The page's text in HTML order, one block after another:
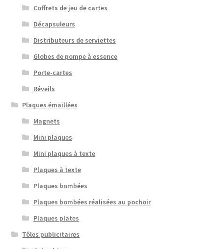
Coffrets de jeu de cartes
Décapsuleurs
Distributeurs de serviettes
Globes de pompe à essence
Porte-cartes
Réveils
Plaques émaillées
Magnets
Mini plaques
Mini plaques à texte
Plaques à texte
Plaques bombées
Plaques bombées réalisées au pochoir
Plaques plates
Tôles publicitaires